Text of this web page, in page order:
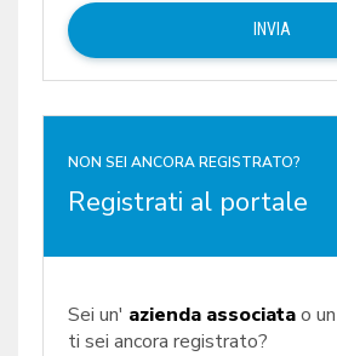
NON SEI ANCORA REGISTRATO?
Registrati al portale
Sei un' azienda associatao un
ti sei ancora registrato?